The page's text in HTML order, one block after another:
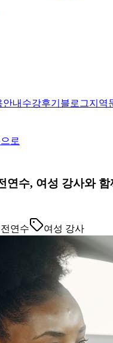
안내 수강후기 블로그지역
로
연수, 여성 강사와
연수 여성 강사